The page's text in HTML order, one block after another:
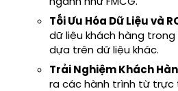
Tối Ưu Hóa Dữ Liệu và
dữ liệu khách hàng
dựa trên dữ liệu khác.
Trải Nghiệm Khách
ra các hành trình từ